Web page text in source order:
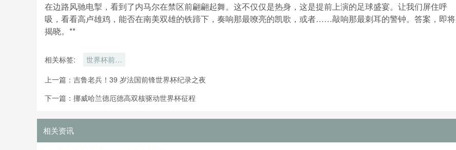
在边路风驰电掣，看到了内马尔在禁区前翩翩起舞。这不仅仅是热身，这是提前上演的足球盛宴。让我们屏住呼
吸，看看高卢雄鸡，能否在南美双雄的铁蹄下，奏响那最嘹亮的凯歌，或者……敲响那最刺耳的警钟。答案，即将
揭晓。**
相关标签:
世界杯前法
哥伦比亚强
上一篇： 吉鲁老兵！39 岁法国前锋世界杯纪录之夜
下一篇： 挪威哈兰德厄德高双核驱动世界杯征程
相关资讯